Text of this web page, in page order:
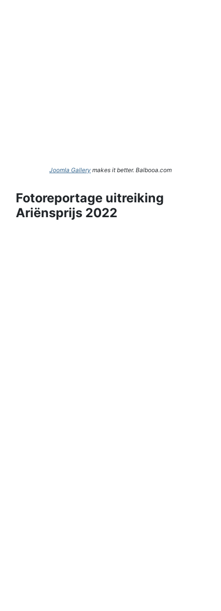
Joomla Gallery makes it better. Balbooa.com
Fotoreportage uitreiking
Ariënsprijs 2022